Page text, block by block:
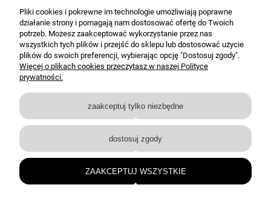
Dostawa i dostawa
Moje konto
Gwarancja i zwroty
O firmie
BEJMET — elementy nierdzewne i techniczne dla przemysłu oraz instalacji.
Pliki cookies i pokrewne im technologie umożliwiają poprawne
działanie strony i pomagają nam dostosować ofertę do Twoich
potrzeb. Możesz zaakceptować wykorzystanie przez nas
wszystkich tych plików i przejść do sklepu lub dostosować użycie
plików do swoich preferencji, wybierając opcję "Dostosuj zgody".
Więcej o plikach cookies przeczytasz w naszej Polityce
prywatności.
zaakceptuj tylko niezbędne
dostosuj zgody
ZAAKCEPTUJ WSZYSTKIE